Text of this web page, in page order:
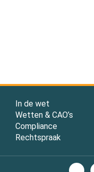
In de wet
Wetten & CAO’s
Compliance
Rechtspraak